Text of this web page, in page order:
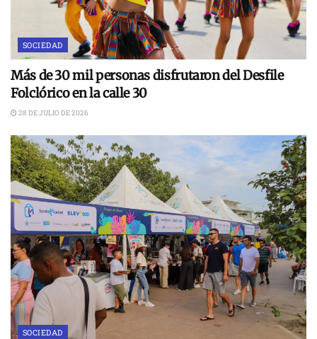
SOCIEDAD
Más de 30 mil personas disfrutaron del Desfile
Folclórico en la calle 30
28 DE JULIO DE 2026
SOCIEDAD